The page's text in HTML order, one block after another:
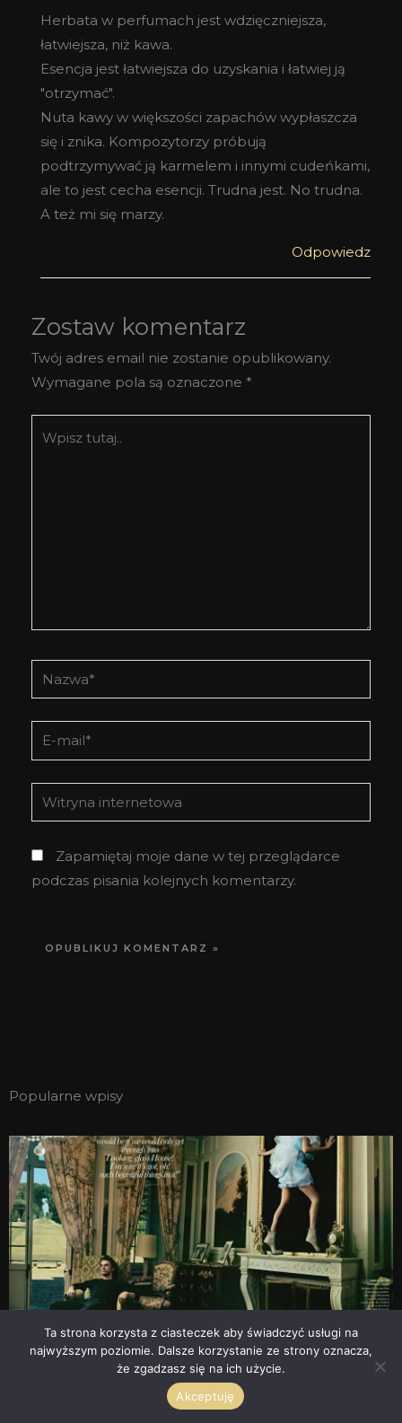
Herbata w perfumach jest wdzięczniejsza,
łatwiejsza, niż kawa.
Esencja jest łatwiejsza do uzyskania i łatwiej ją
"otrzymać".
Nuta kawy w większości zapachów wypłaszcza
się i znika. Kompozytorzy próbują
podtrzymywać ją karmelem i innymi cudeńkami,
ale to jest cecha esencji. Trudna jest. No trudna.
A też mi się marzy.
Odpowiedz
Zostaw komentarz
Twój adres email nie zostanie opublikowany.
Wymagane pola są oznaczone *
tutaj..
Nazwa*
E-
mail*
Witryna
internetowa
Zapamiętaj moje dane w tej przeglądarce
podczas pisania kolejnych komentarzy.
Popularne wpisy
Bois Marocain Tom Ford
5 komentarzy
. Dwa tygodnie temu, przy okazji notki o prywatnej linii
Ta strona korzysta z ciasteczek aby świadczyć usługi na
najwyższym poziomie. Dalsze korzystanie ze strony oznacza,
że zgadzasz się na ich użycie.
Akceptuję